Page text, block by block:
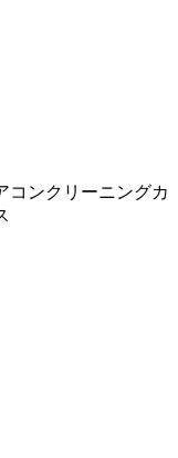
コンクリーニングカ